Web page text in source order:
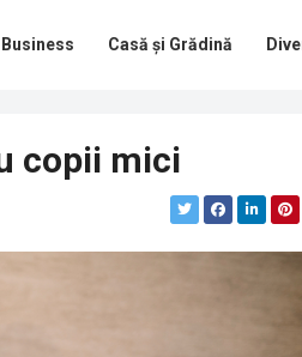
Business Casă și Grădină
copii mici